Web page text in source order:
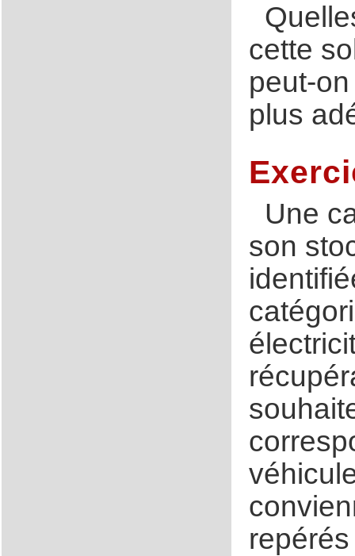
cette
peut-
plus
Une
son